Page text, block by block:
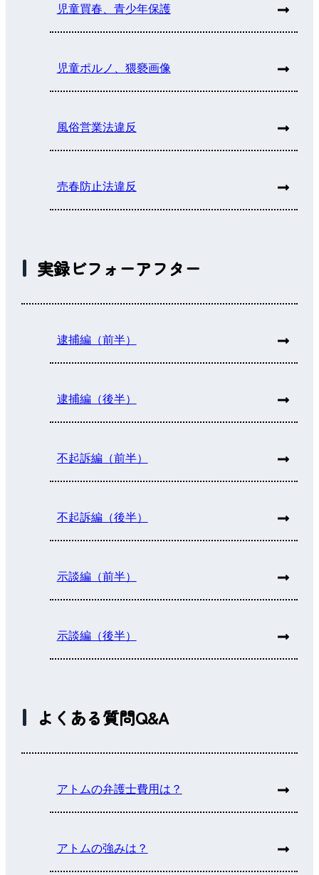
児童買春、青少年保護
児童ポルノ、猥褻画像
風俗営業法違反
売春防止法違反
実録ビフォーアフター
逮捕編（前半）
逮捕編（後半）
不起訴編（前半）
不起訴編（後半）
示談編（前半）
示談編（後半）
よくある質問Q&A
アトムの弁護士費用は？
アトムの強みは？